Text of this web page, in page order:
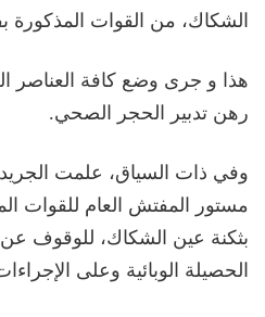
الشكاك، من القوات المذكورة
هذا و جرى وضع كافة العناصر
رهن تدبير الحجر الصحي.
وفي ذات السياق، علمت
مستور المفتش العام للقوات
بثكنة عين الشكاك، للوقوف
الحصيلة الوبائية وعلى